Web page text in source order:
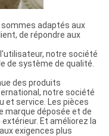
sommes adaptés aux
de répondre aux
notre société
de système de qualité.
des produits
notre société
et service. Les pièces
marque déposée et de
Et améliorez la
exigences plus